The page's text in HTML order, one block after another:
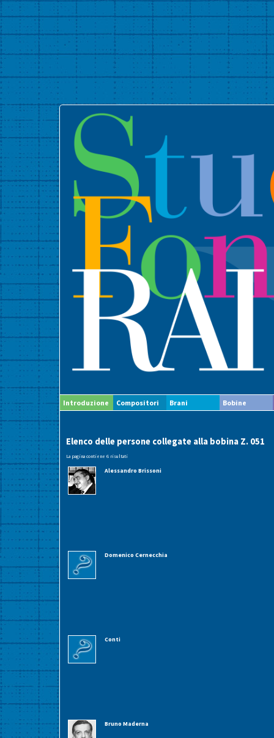
Introduzione Compositori Brani Bobine
Elenco delle persone collegate alla bobina Z. 051
La pagina contiene 6 risultati
Alessandro Brissoni
Domenico Cernecchia
Conti
Bruno Maderna